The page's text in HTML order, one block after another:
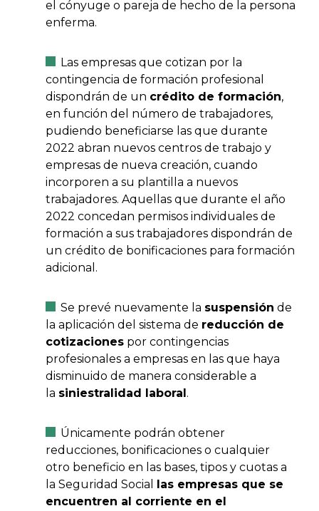
el cónyuge o pareja de hecho de la persona
enferma.
Las empresas que cotizan por la
contingencia de formación profesional
dispondrán de un crédito de formación,
en función del número de trabajadores,
pudiendo beneficiarse las que durante
2022 abran nuevos centros de trabajo y
empresas de nueva creación, cuando
incorporen a su plantilla a nuevos
trabajadores. Aquellas que durante el año
2022 concedan permisos individuales de
formación a sus trabajadores dispondrán de
un crédito de bonificaciones para formación
adicional.
Se prevé nuevamente la suspensión de
la aplicación del sistema de reducción de
cotizaciones por contingencias
profesionales a empresas en las que haya
disminuido de manera considerable a
la siniestralidad laboral.
Únicamente podrán obtener
reducciones, bonificaciones o cualquier
otro beneficio en las bases, tipos y cuotas a
la Seguridad Social las empresas que se
encuentren al corriente en el